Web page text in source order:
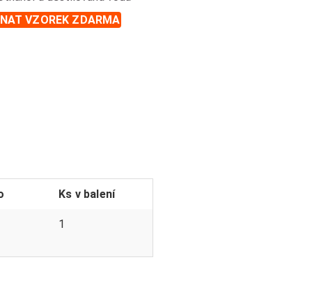
VZOREK ZDARMA
Ks v balení
1